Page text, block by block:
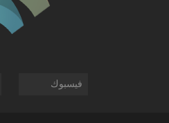
فيسبوك